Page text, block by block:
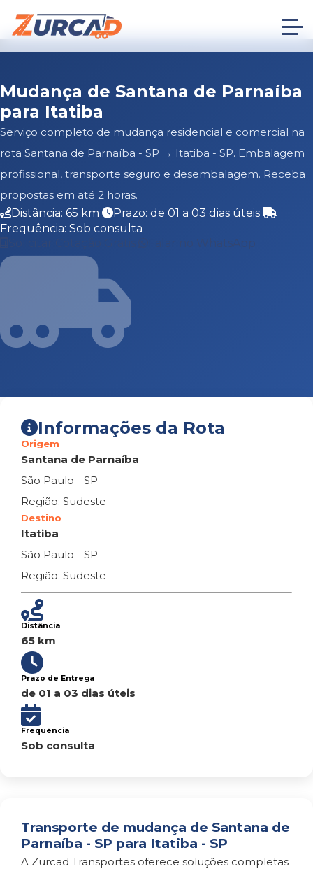
Mudança de Santana de Parnaíba
para Itatiba
Serviço completo de mudança residencial e comercial na
rota Santana de Parnaíba - SP → Itatiba - SP. Embalagem
profissional, transporte seguro e desembalagem. Receba
propostas em até 2 horas.
Distância: 65 km
Prazo: de 01 a 03 dias úteis
Frequência: Sob consulta
Falar no WhatsApp
Informações da Rota
Origem
Santana de Parnaíba
São Paulo - SP
Região: Sudeste
Destino
Itatiba
São Paulo - SP
Região: Sudeste
Distância
65 km
Prazo de Entrega
de 01 a 03 dias úteis
Frequência
Sob consulta
Transporte de mudança de Santana de
Parnaíba - SP para Itatiba - SP
A Zurcad Transportes oferece soluções completas